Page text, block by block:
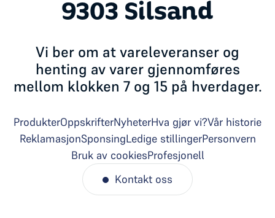
9303 Silsand
Vi ber om at vareleveranser og
henting av varer gjennomføres
mellom klokken 7 og 15 på hverdager.
ProdukterOppskrifterNyheterHva gjør vi?Vår historie
ReklamasjonSponsingLedige stillingerPersonvern
Bruk av cookiesProfesjonell
Kontakt oss